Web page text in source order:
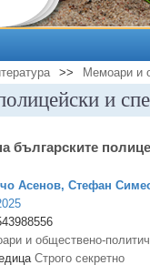
>> Мемоари и
и
българските
Асенов, Стефан
и обществено-
Строго секретно